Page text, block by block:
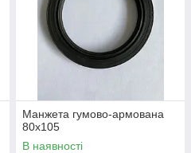
Манжета гумово-армована
80х105
В наявності